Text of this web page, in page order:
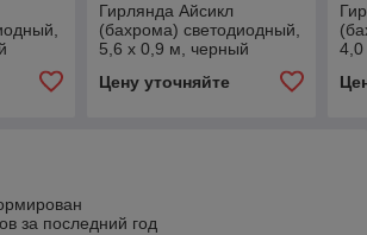
В,
LED
Гирлянда Айсикл
(бахрома) светодиодный,
5,6 х 0,9 м, черный
провод "КАУЧУК", 230 В,
диоды синие, 240 LED
Цену уточняйте
за последний год